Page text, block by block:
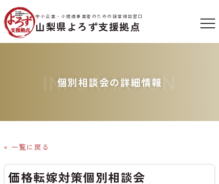
中小企業・小規模事業者のための経営相談窓口
山梨県よろず支援拠点
個別相談会の詳細情報
INFORMATION
« 一覧に戻る
価格転嫁対策個別相談会